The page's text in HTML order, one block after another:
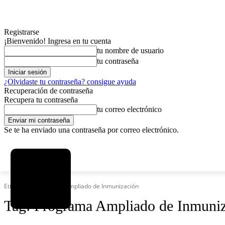
Registrarse
¡Bienvenido! Ingresa en tu cuenta
tu nombre de usuario
tu contraseña
¿Olvidaste tu contraseña? consigue ayuda
Recuperación de contraseña
Recupera tu contraseña
tu correo electrónico
Se te ha enviado una contraseña por correo electrónico.
Etiquetas Programa Ampliado de Inmunización
Tag:Programa Ampliado de